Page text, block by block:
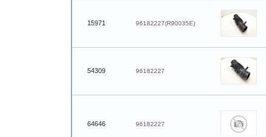
15971 96182227(R90035E)
54309 96182227
64646 96182227